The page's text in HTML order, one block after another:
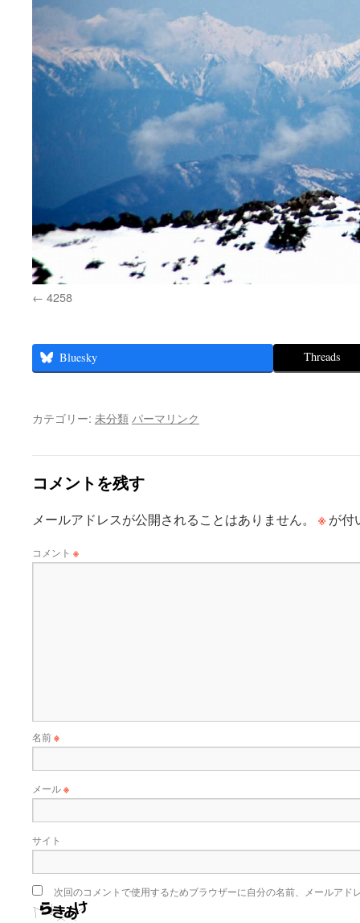
4258
Bluesky Threads
カテゴリー: 未分類 パーマリンク
コメントを残す
メールアドレスが公開されることはありません。 ※ が付
コメント ※
名前※
メール※
サイト
次回のコメントで使用するためブラウザーに自分の名前、メールアド